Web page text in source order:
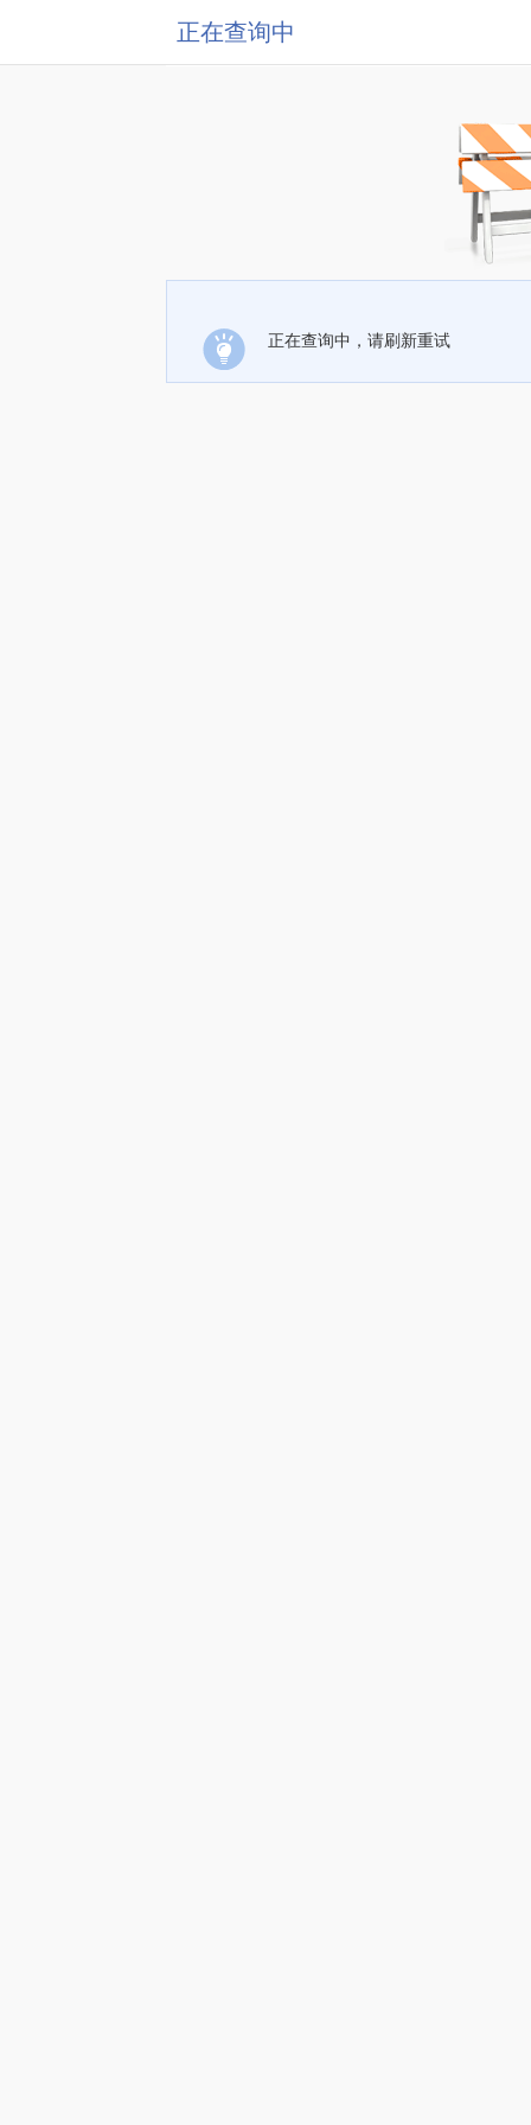
正在查询中
正在查询中，请刷新重试